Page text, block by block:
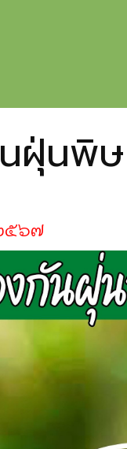
เพื่อให้เกิดการพัฒนา
นฝุ่นพิ
๕๖๗